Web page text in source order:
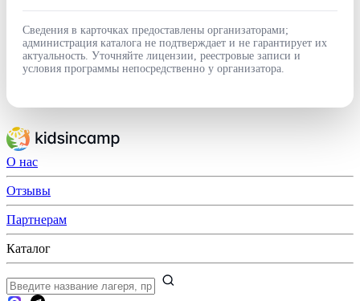
Сведения в карточках предоставлены организаторами;
администрация каталога не подтверждает и не гарантирует их
актуальность. Уточняйте лицензии, реестровые записи и
условия программы непосредственно у организатора.
О нас
Отзывы
Партнерам
Каталог